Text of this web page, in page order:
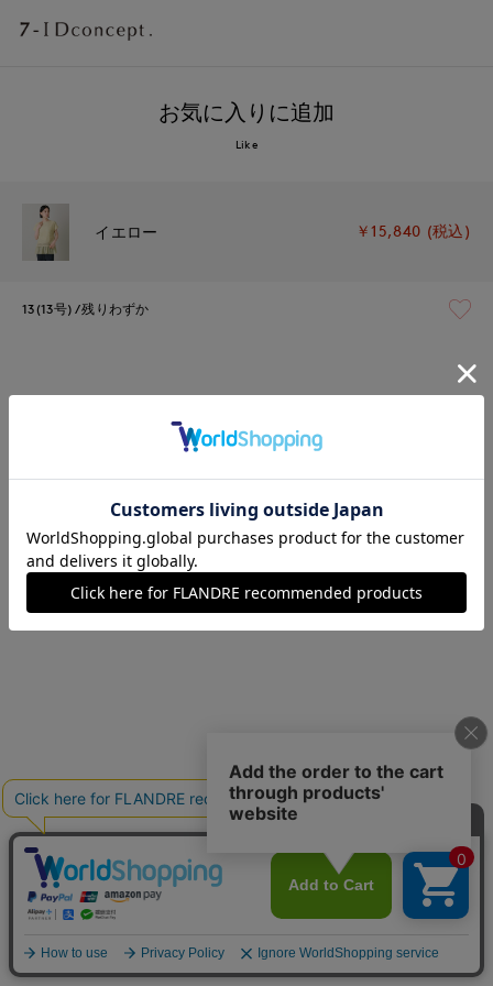
お気に入りに追加
Like
イエロー ￥15,840 (税込)
13(13号) 残りわずか